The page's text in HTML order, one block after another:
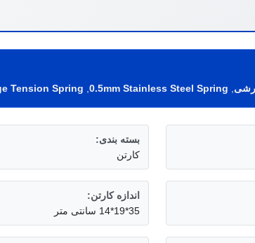
0.5mm Stainless Steel Spring
Tension Spring
بسته بندی:
کارتن
اندازه کارتن:
35*19*14 سانتی متر